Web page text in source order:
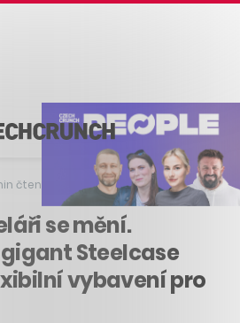
čtení
se mění.
Steelcase
vybavení pro